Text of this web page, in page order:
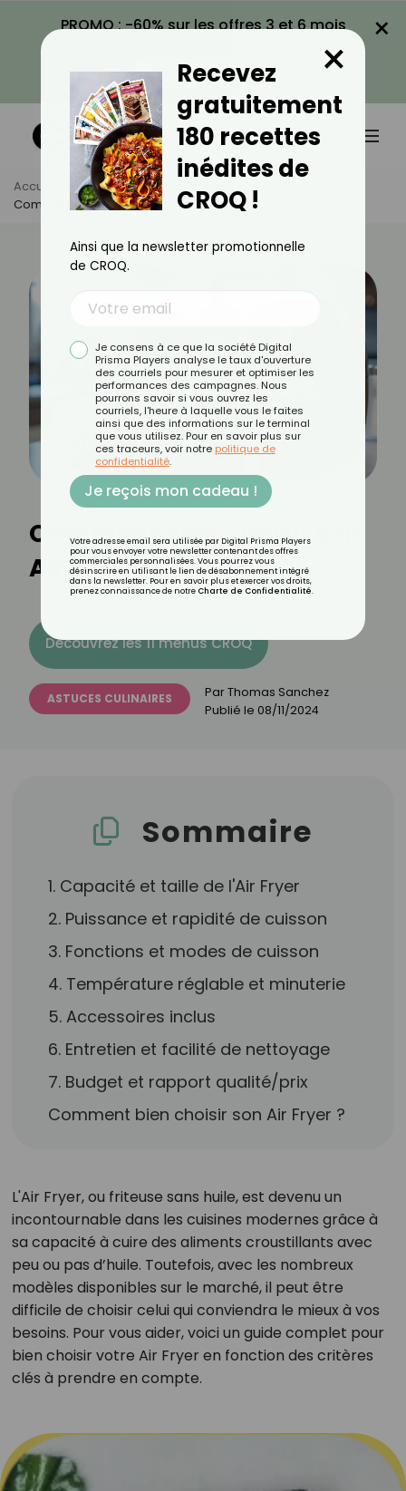
PROMO : -60% sur les offres 3 et 6 mois
VOIR LA PROMO
×
Accueil Actus
Astuces Culinaires
Comment Bien Choisir Son Air Fryer ?
Comment bien choisir son
Air Fryer ?
Découvrez les 11 menus CROQ
ASTUCES CULINAIRES ParThomas Sanchez
Publié le 08/11/2024
Sommaire
1. Capacité et taille de l'Air Fryer
2. Puissance et rapidité de cuisson
3. Fonctions et modes de cuisson
4. Température réglable et minuterie
5. Accessoires inclus
6. Entretien et facilité de nettoyage
7. Budget et rapport qualité/prix
Comment bien choisir son Air Fryer ?
L'Air Fryer, ou friteuse sans huile, est devenu un
incontournable dans les cuisines modernes grâce à
sa capacité à cuire des aliments croustillants avec
peu ou pas d’huile. Toutefois, avec les nombreux
modèles disponibles sur le marché, il peut être
difficile de choisir celui qui conviendra le mieux à vos
besoins. Pour vous aider, voici un guide complet pour
bien choisir votre Air Fryer en fonction des critères
clés à prendre en compte.
Recevez
gratuitement
180 recettes
inédites de
CROQ !
×
Ainsi que la newsletter promotionnelle
de CROQ.
Je consens à ce que la société Digital
Prisma Players analyse le taux d'ouverture
des courriels pour mesurer et optimiser les
performances des campagnes. Nous
pourrons savoir si vous ouvrez les
courriels, l'heure à laquelle vous le faites
ainsi que des informations sur le terminal
que vous utilisez. Pour en savoir plus sur
ces traceurs, voir notre politique de
confidentialité.
Je reçois mon cadeau !
Votre adresse email sera utilisée par Digital Prisma Players
pour vous envoyer votre newsletter contenant des offres
commerciales personnalisées. Vous pourrez vous
désinscrire en utilisant le lien de désabonnement intégré
dans la newsletter. Pour en savoir plus et exercer vos droits,
prenez connaissance de notre Charte de Confidentialité.